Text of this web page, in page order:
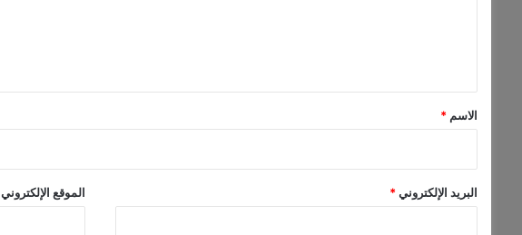
*
الاسم *
البريد الإلكتروني* الموقع الإلكتروني